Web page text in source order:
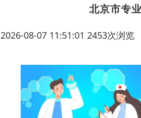
北京市专
2026-08-07 11:51:01 2453次浏览